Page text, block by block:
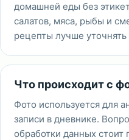
домашней еды без
салатов, мяса, рыбы и
рецепты лучше
Что происходит с
Фото используется для
записи в дневнике.
обработки данных стоит